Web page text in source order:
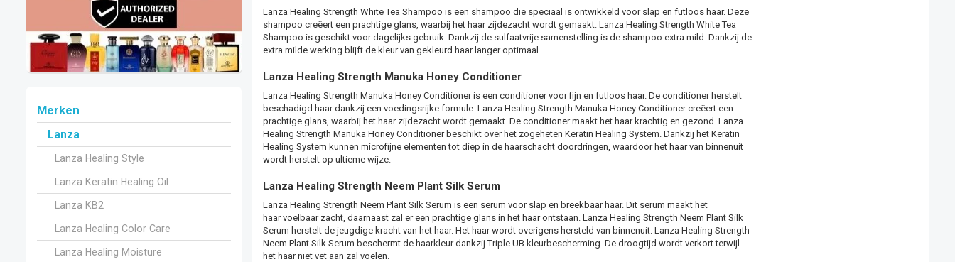
Merken
Lanza
Lanza Healing Style
Lanza Keratin Healing Oil
Lanza KB2
Lanza Healing Color Care
Lanza Healing Moisture
Lanza Healing Strength White Tea Shampoo is een shampoo die speciaal is ontwikkeld voor slap en futloos haar. Deze
shampoo creëert een prachtige glans, waarbij het haar zijdezacht wordt gemaakt. Lanza Healing Strength White Tea
Shampoo is geschikt voor dagelijks gebruik. Dankzij de sulfaatvrije samenstelling is de shampoo extra mild. Dankzij de
extra milde werking blijft de kleur van gekleurd haar langer optimaal.
Lanza Healing Strength Manuka Honey Conditioner
Lanza Healing Strength Manuka Honey Conditioner is een conditioner voor fijn en futloos haar. De conditioner herstelt
beschadigd haar dankzij een voedingsrijke formule. Lanza Healing Strength Manuka Honey Conditioner creëert een
prachtige glans, waarbij het haar zijdezacht wordt gemaakt. De conditioner maakt het haar krachtig en gezond. Lanza
Healing Strength Manuka Honey Conditioner beschikt over het zogeheten Keratin Healing System. Dankzij het Keratin
Healing System kunnen microfijne elementen tot diep in de haarschacht doordringen, waardoor het haar van binnenuit
wordt herstelt op ultieme wijze.
Lanza Healing Strength Neem Plant Silk Serum
Lanza Healing Strength Neem Plant Silk Serum is een serum voor slap en breekbaar haar. Dit serum maakt het
haar voelbaar zacht, daarnaast zal er een prachtige glans in het haar ontstaan. Lanza Healing Strength Neem Plant Silk
Serum herstelt de jeugdige kracht van het haar. Het haar wordt overigens hersteld van binnenuit. Lanza Healing Strength
Neem Plant Silk Serum beschermt de haarkleur dankzij Triple UB kleurbescherming. De droogtijd wordt verkort terwijl
het haar niet vet aan zal voelen.